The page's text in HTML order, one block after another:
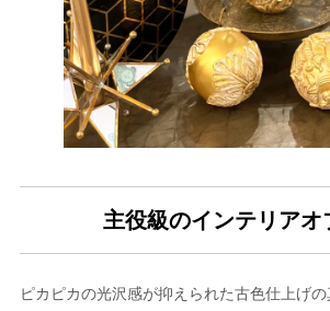
主役級のインテリアオ
ピカピカの光沢感が抑えられた古色仕上げ